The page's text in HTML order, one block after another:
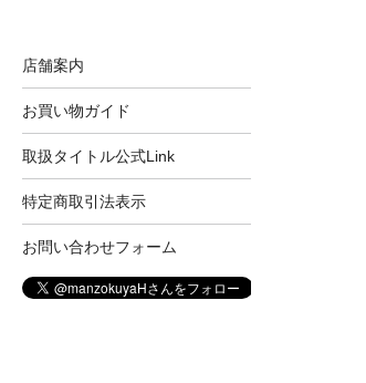
店舗案内
お買い物ガイド
取扱タイトル公式Link
特定商取引法表示
お問い合わせフォーム